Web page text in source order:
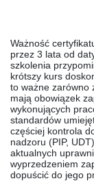
Ważność
przez 3 lata od
szkolenia
krótszy kurs
to ważne zarówno
mają obowiązek
wykonujących
standardów
częściej kontrola
nadzoru (PIP,
aktualnych
wyprzedzeniem
dopuścić do jego